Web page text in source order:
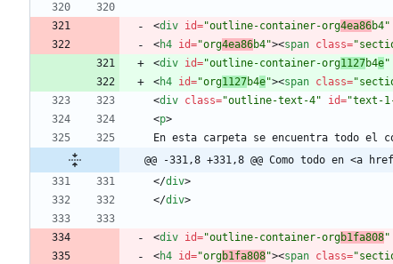
<div id="outline-container-org4ea86b4"
<h4 id="org4ea86b4"><span class=
<div id="outline-container-org1127b4e"
<h4 id="org1127b4e"><span class=
<div class="outline-text-4" id="text-
<p>
En esta carpeta se encuentra todo el
@@ -331,8 +331,8 @@ Como todo en
</div>
</div>
<div id="outline-container-orgb1fa808"
<h4 id="orgb1fa808"><span class=